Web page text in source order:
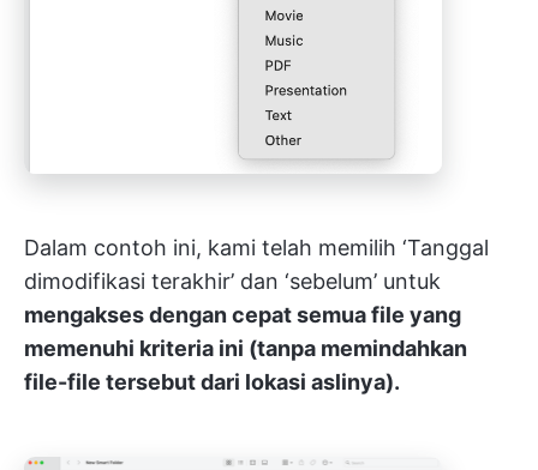
Dalam contoh ini, kami telah memilih ‘Tanggal
dimodifikasi terakhir’ dan ‘sebelum’ untuk
mengakses dengan cepat semua file yang
memenuhi kriteria ini (tanpa memindahkan
file-file tersebut dari lokasi aslinya).